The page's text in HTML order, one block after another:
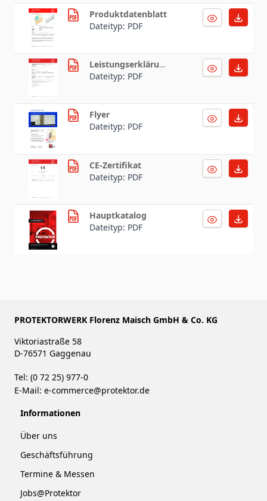
Produktdatenblatt
Dateityp: PDF
Leistungserklärung
Dateityp: PDF
Flyer
Dateityp: PDF
CE-Zertifikat
Dateityp: PDF
Hauptkatalog
Dateityp: PDF
PROTEKTORWERK Florenz Maisch GmbH & Co. KG
Viktoriastraße 58
D-76571 Gaggenau
Tel: (0 72 25) 977-0
E-Mail: e-commerce@protektor.de
Informationen
Über uns
Geschäftsführung
Termine & Messen
Jobs@Protektor